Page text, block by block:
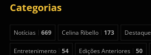
Categorias
Notícias 669 Celina Ribello 173 Destaque
Entretenimento 54 Edições Anteriores 50